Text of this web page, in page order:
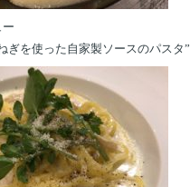
を使った自家製ソースのパスタ”